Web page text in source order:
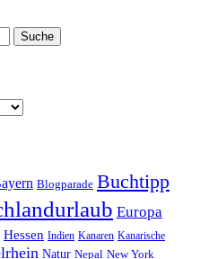
Blogparade Buchtipp
Europa
Hessen Indien Kanaren Kanarische
Natur Nepal New York